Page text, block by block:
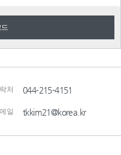
처 044-215-4151
일 tkkim21@korea.kr